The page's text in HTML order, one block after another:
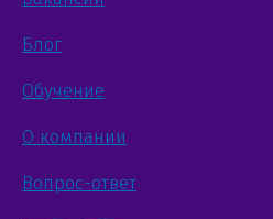
Блог
Обучение
О компании
Вопрос-ответ